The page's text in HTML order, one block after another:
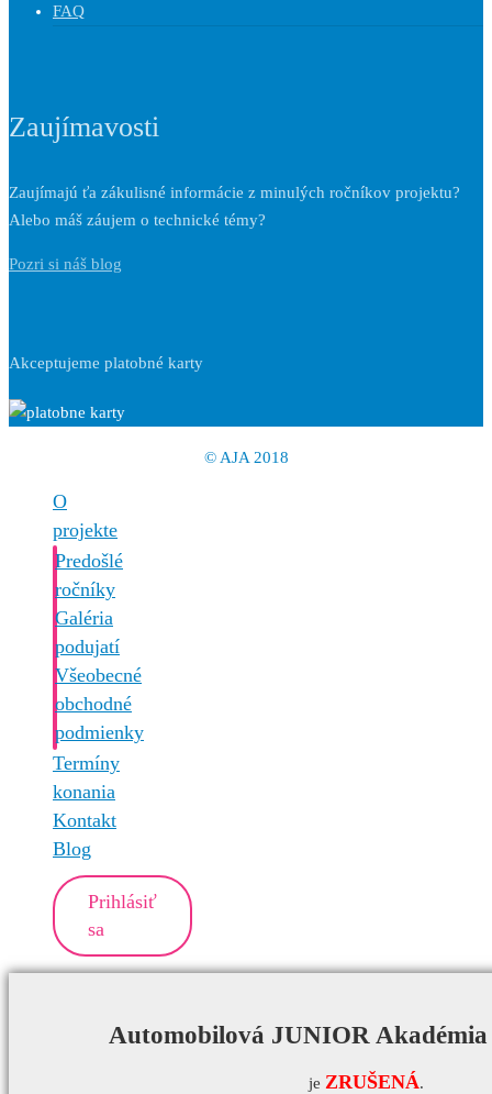
FAQ
Zaujímavosti
Zaujímajú ťa zákulisné informácie z minulých ročníkov projektu?
Alebo máš záujem o technické témy?
Pozri si náš blog
Akceptujeme platobné karty
© AJA 2018
O
projekte
Predošlé
ročníky
Galéria
podujatí
Všeobecné
obchodné
podmienky
Termíny
konania
Kontakt
Blog
Prihlásiť
sa
Automobilová JUNIOR
je ZRUŠENÁ.